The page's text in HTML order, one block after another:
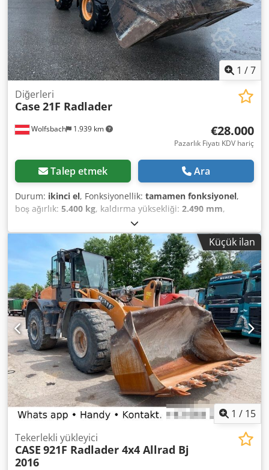
1 /7
Wolfsbach 1.939 km
Diğerleri
Case 21F Radlader
€28.000
Pazarlık Fiyatı KDV hariç
Talep etmek Ara
Durum: ikinci el, Fonksiyonellik: tamamen fonksiyonel,
boş ağırlık: 5.400 kg, kaldırma yüksekliği: 2.490 mm,
, çalışma saatleri:
5.550 mm, inşaat yüksekliği:2.500 mm, çekiş tipi:Diesel
, inşaat genişliği:1.950 mm, Diğer Hız Sınıfı: 25
Cedowlxgaepfx Abroha Teknik Durum: normal Akü
Durumu: normal
Küçük ilan
1 / 15
Tekerlekli yükleyici
CASE 921F Radlader 4x4 Allrad Bj
2016